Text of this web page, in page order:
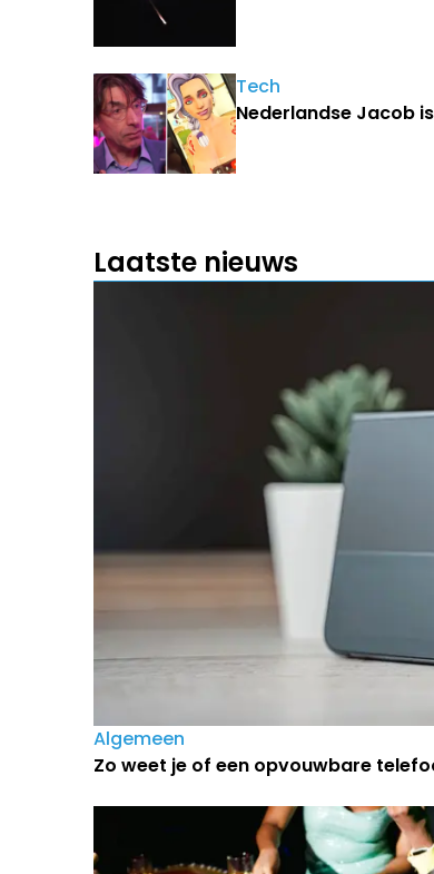
Tech
Nederlandse Jacob
Laatste nieuws
Algemeen
Zo weet je of een opvouwbare